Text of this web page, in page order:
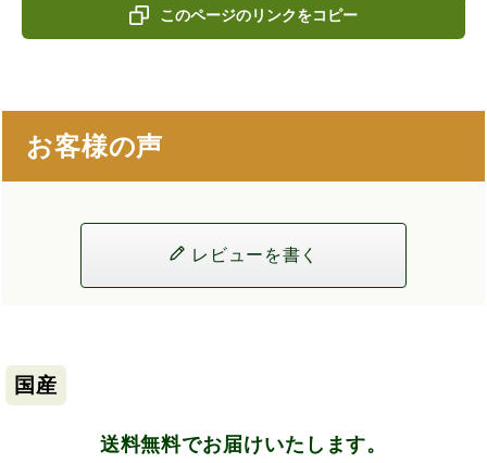
このページのリンクをコピー
お客様の声
レビューを書く
国産
送料無料でお届けいたします。